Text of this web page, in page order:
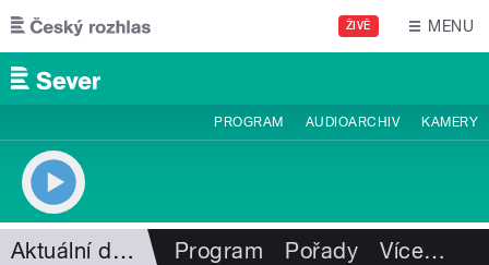
Přejít k hlavnímu obsahu
ŽIVĚ MENU
PROGRAM AUDIOARCHIV KAMERY
Aktuální dění Program Pořady Více…